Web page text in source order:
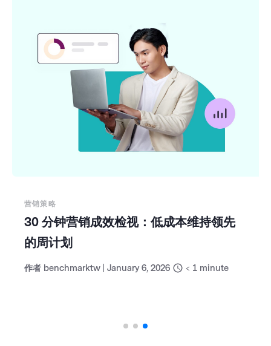
营销策略
30 分钟营销成效检视：低成本维持领先
的周计划
作者 benchmarktw January 6, 2026 < 1 minute